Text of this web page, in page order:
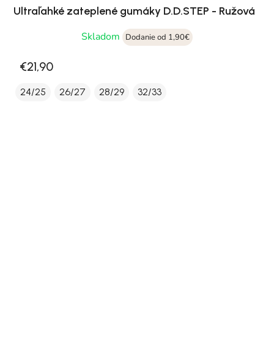
Ultraľahké zateplené gumáky D.D.STEP - Ružová
Skladom
Dodanie od 1,90€
€21,90
24/25 26/27 28/29 32/33